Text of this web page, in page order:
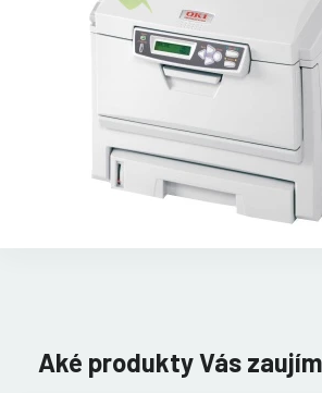
Aké produkty Vás